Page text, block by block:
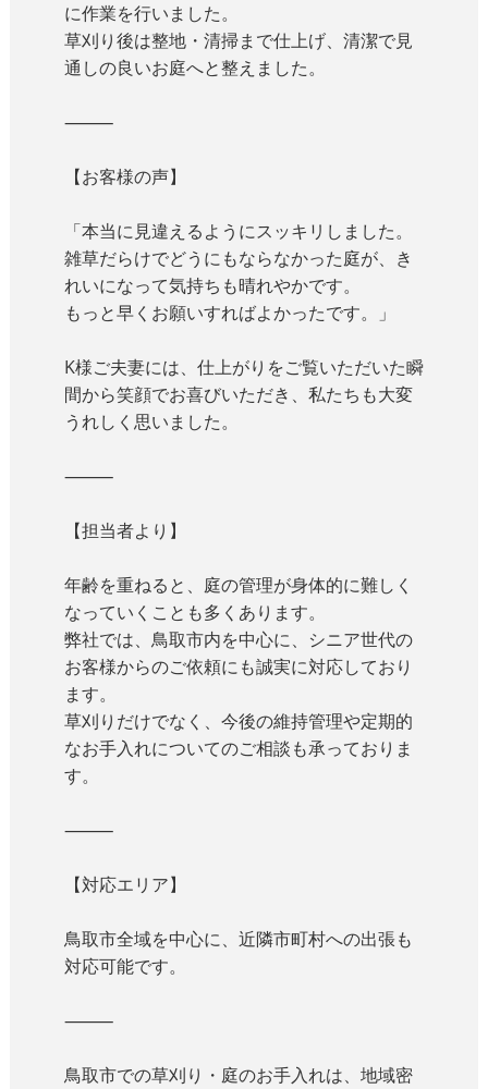
に作業を行いました。
草刈り後は整地・清掃まで仕上げ、清潔で見
通しの良いお庭へと整えました。
⸻
【お客様の声】
「本当に見違えるようにスッキリしました。
雑草だらけでどうにもならなかった庭が、き
れいになって気持ちも晴れやかです。
もっと早くお願いすればよかったです。」
K様ご夫妻には、仕上がりをご覧いただいた瞬
間から笑顔でお喜びいただき、私たちも大変
うれしく思いました。
⸻
【担当者より】
年齢を重ねると、庭の管理が身体的に難しく
なっていくことも多くあります。
弊社では、鳥取市内を中心に、シニア世代の
お客様からのご依頼にも誠実に対応しており
ます。
草刈りだけでなく、今後の維持管理や定期的
なお手入れについてのご相談も承っておりま
す。
⸻
【対応エリア】
鳥取市全域を中心に、近隣市町村への出張も
対応可能です。
⸻
鳥取市での草刈り・庭のお手入れは、地域密